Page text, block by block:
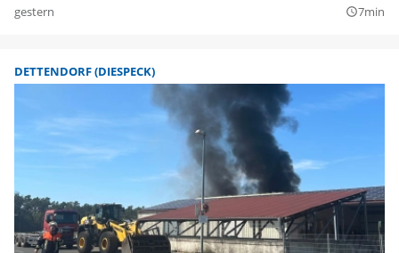
gestern query_builder7min
DETTENDORF (DIESPECK)